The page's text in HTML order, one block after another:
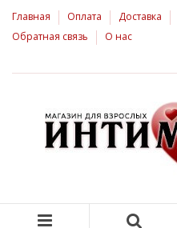
Главная Оплата Доставка
Обратная связь
О нас